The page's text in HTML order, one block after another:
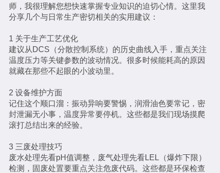
师，我很理解您想快速掌握专业知识的迫切心情。这里我
分享几个与日常生产密切相关的实用建议：
1 关于生产工艺优化
建议从DCS（分散控制系统）的历史曲线入手，重点关注
温度压力等关键参数的波动情况。很多时候能耗高的原因
就藏在那些不起眼的小波动里。
2 设备维护方面
记住这个顺口溜：振动异响要警惕，润滑油色要常记，密
封泄漏无小事，温度异常要停机。这些都是我们现场摸爬
滚打总结出来的经验。
3 三废处理技巧
废水处理先看pH值调整，废气处理先看LEL（爆炸下限）
检测，固废处置要重点关注危废代码。这些都是环保检查